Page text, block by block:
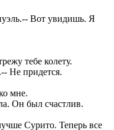
Вот увидишь. Я
тебе колету.
Не придется.
мне.
Он был счастлив.
Сурито. Теперь все